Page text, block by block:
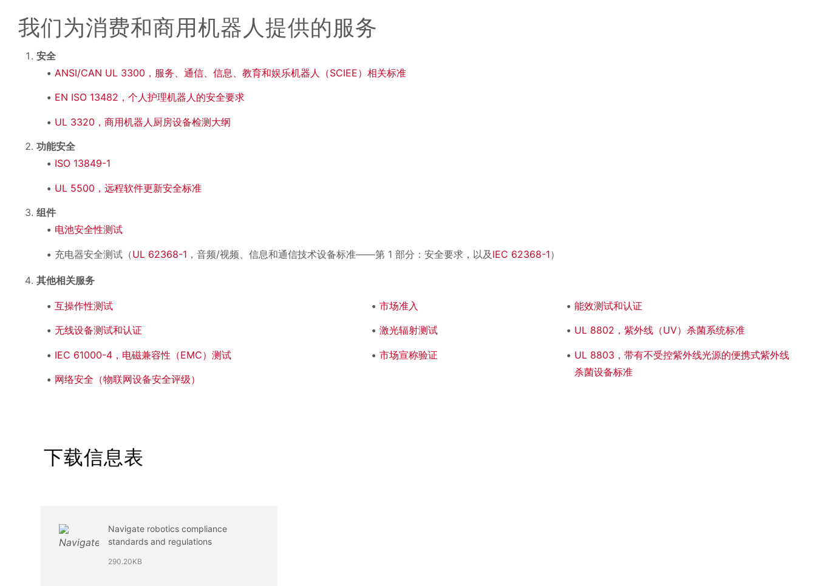
我们为消费和商用机器人提供的服务
安全
ANSI/CAN UL 3300，服务、通信、信息、教育和娱乐机器人（SCIEE）相关标准
EN ISO 13482，个人护理机器人的安全要求
UL 3320，商用机器人厨房设备检测大纲
功能安全
ISO 13849-1
UL 5500，远程软件更新安全标准
组件
电池安全性测试
充电器安全测试（UL 62368-1 ，音频/视频、信息和通信技术设备标准——第 1 部分：安全要求，以及 IEC 62368-1）
其他相关服务
互操作性测试
无线设备测试和认证
IEC 61000-4，电磁兼容性（EMC）测试
网络安全（物联网设备安全评级）
市场准入
激光辐射测试
市场宣称验证
能效测试和认证
UL 8802，紫外线（UV）杀菌系统标准
UL 8803，带有不受控紫外线光源的便携式紫外线
杀菌设备标准
下载信息表
Navigate robotics compliance
standards and regulations
290.20KB